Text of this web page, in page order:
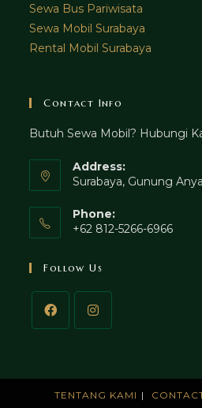
Sewa Bus Pariwisata
Sewa Mobil Surabaya
Rental Mobil Surabaya
Contact Info
Butuh Sewa Mobil? Hubungi
Address:
Surabaya, Gunung
Phone:
+62 812-5266-6966
Follow Us
TENTANG KAMI